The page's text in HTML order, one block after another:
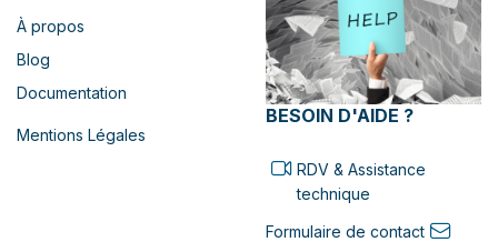
À propos
Blog
Documentation
Mentions Légales
BESOIN D'AIDE ?
RDV & Assistance
technique
Formulaire de contact